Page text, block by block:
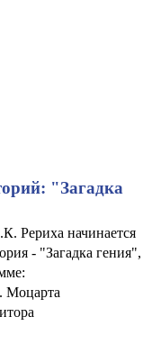
"Загадка
Рериха начинается
- "Загадка гения",
Моцарта